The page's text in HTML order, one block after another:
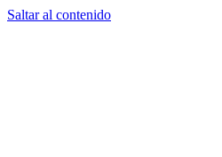
Saltar al contenido